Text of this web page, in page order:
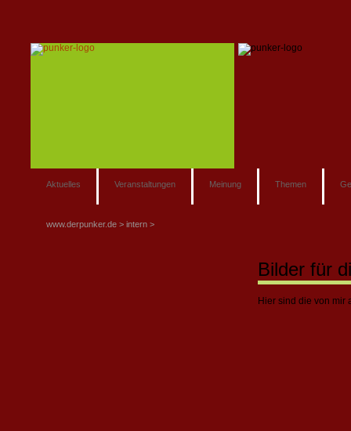
Aktuelles Veranstaltungen Meinung Themen
www.derpunker.de intern
Bilder für
Hier sind die von